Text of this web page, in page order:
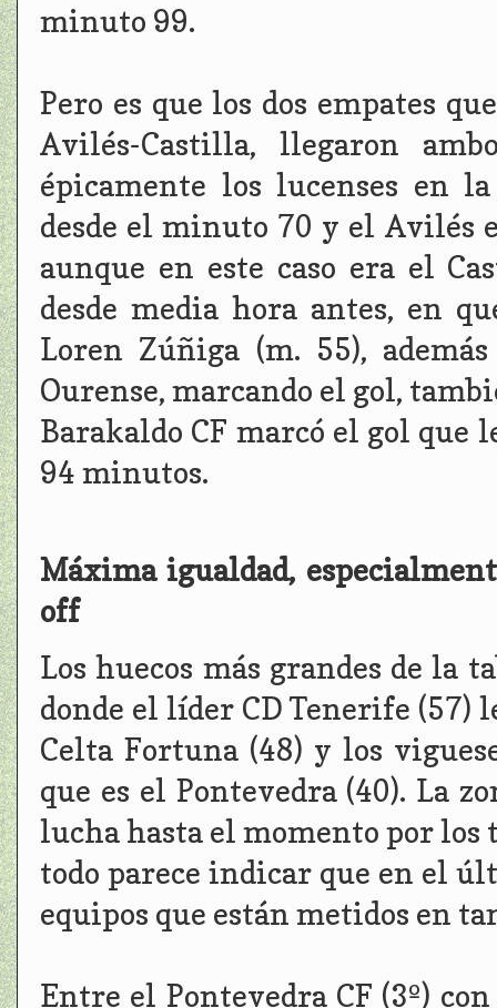
minuto 99.
Pero es que los dos empates
Avilés-Castilla, llegaron
épicamente los lucenses en
desde el minuto 70 y el Avilés
aunque en este caso era el
desde media hora antes, en
Loren Zúñiga (m. 55),
Ourense, marcando el gol,
Barakaldo CF marcó el gol que
94 minutos.
Máxima igualdad,
off
Los huecos más grandes de la
donde el líder CD Tenerife (57)
Celta Fortuna (48) y los
que es el Pontevedra (40). La
lucha hasta el momento por
todo parece indicar que en el
equipos que están metidos en
Entre el Pontevedra CF (3º)